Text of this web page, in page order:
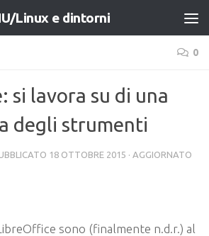
Linux e dintorni
0
si lavora su di una
degli strumenti
18 OTTOBRE 2015 · AGGIORNATO
sono (finalmente n.d.r.) al